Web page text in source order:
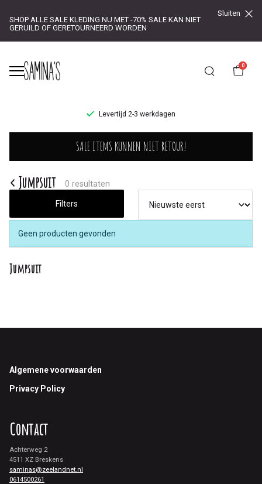
SHOP ALLE SALE KLEDING NU MET -70% SALE KAN NIET
GERUILD OF GERETOURNEERD WORDEN
Sluiten
0
Levertijd 2-3 werkdagen
Jumpsuit
Saminas
SALE ITEMS KUNNEN NIET RETOUR!
Jumpsuit 0 resultaten
Filters
Geen producten gevonden
Jumpsuit
Footer
Algemene voorwaarden
Privacy Policy
Contact
Achterweg 2
4511 XZ Breskens
saminas@zeelandnet.nl
0614500261